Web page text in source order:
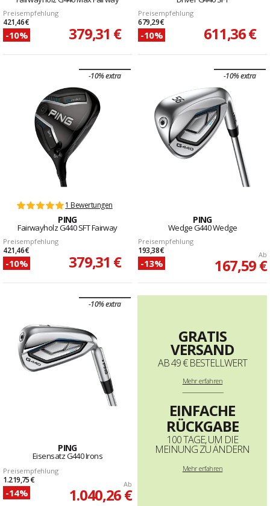
Preisempfehlung
421,46 €
-10% 379,31 €
Preisempfehlung
679,29 €
-10% 611,36 €
-10% extra
1 Bewertungen
PING
Fairwayholz G440 SFT Fairway
Preisempfehlung
421,46 €
-10% 379,31 €
-10% extra
PING
Wedge G440 Wedge
Preisempfehlung
193,38 €
-13%
Ab
167,59 €
-10% extra
PING
Eisensatz G440 Irons
Preisempfehlung
1.219,75 €
-14%
Ab
1.040,26 €
GRATIS
VERSAND
AB 49 € BESTELLWERT
Mehrerfahren
--------------------------------------------------------------------
EINFACHE
RÜCKGABE
100 TAGE, UM DIE
MEINUNG ZU ÄNDERN
Mehr erfahren